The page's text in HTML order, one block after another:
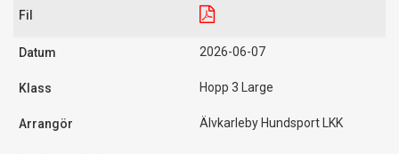
2026-06-07
Hopp 3 Large
Älvkarleby Hundsport LKK